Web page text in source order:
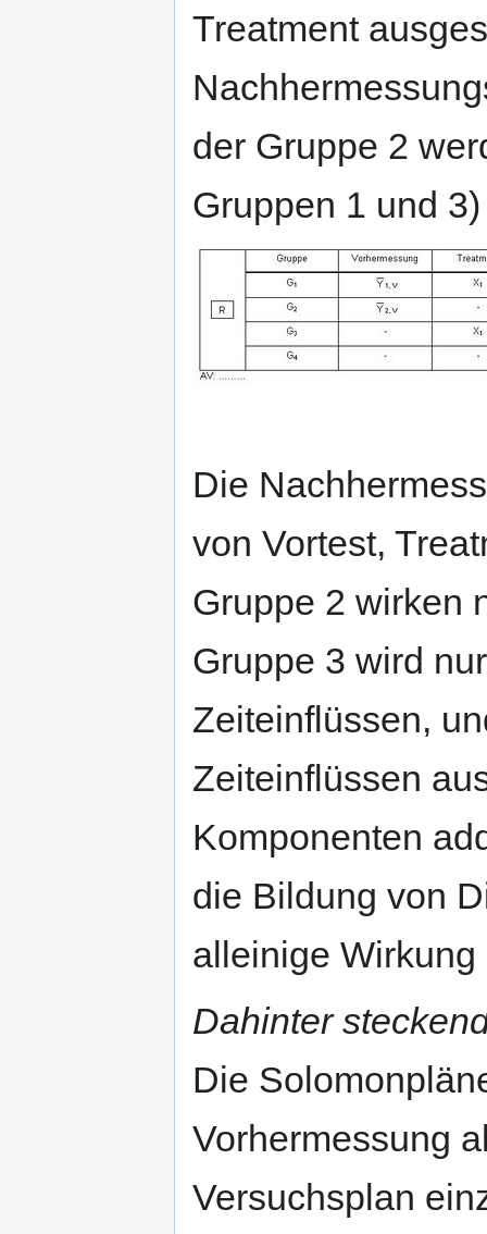
Treatment
der Gruppe 2
Gruppen 1 und
Die
von Vortest,
Gruppe 2 wirken
Gruppe 3 wird
Zeiteinflüssen,
Zeiteinflüssen
Komponenten
die Bildung von
alleinige
Dahinter
Die
Vorhermessung
Versuchsplan